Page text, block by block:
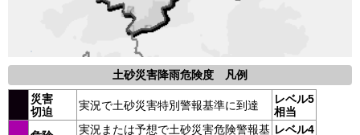
土砂災害降雨危険度 凡例
災害
切迫
実況で土砂災害特別警報基準に到達
レベル5
相当
実況または予想で土砂災害危険警報基 レベル4